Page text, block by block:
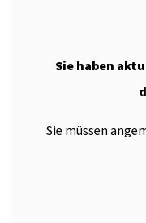
Sie haben
Sie müssen